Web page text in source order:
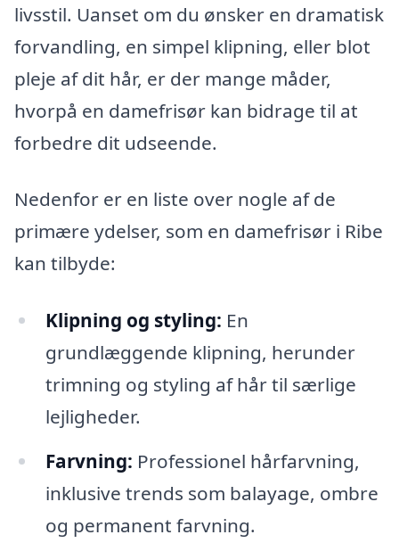
livsstil. Uanset om du ønsker en dramatisk
forvandling, en simpel klipning, eller blot
pleje af dit hår, er der mange måder,
hvorpå en damefrisør kan bidrage til at
forbedre dit udseende.
Nedenfor er en liste over nogle af de
primære ydelser, som en damefrisør i Ribe
kan tilbyde:
Klipning og styling: En
grundlæggende klipning, herunder
trimning og styling af hår til særlige
lejligheder.
Farvning: Professionel hårfarvning,
inklusive trends som balayage, ombre
og permanent farvning.